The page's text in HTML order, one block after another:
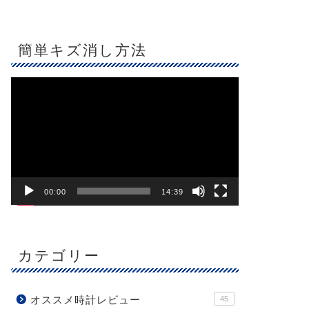
簡単キズ消し方法
00:00 14:39
カテゴリー
オススメ時計レビュー 45